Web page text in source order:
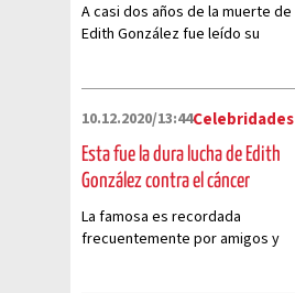
A casi dos años de la muerte de
Edith González fue leído su
10.12.2020/13:44Celebridades
Esta fue la dura lucha de Edith
González contra el cáncer
La famosa es recordada
frecuentemente por amigos y